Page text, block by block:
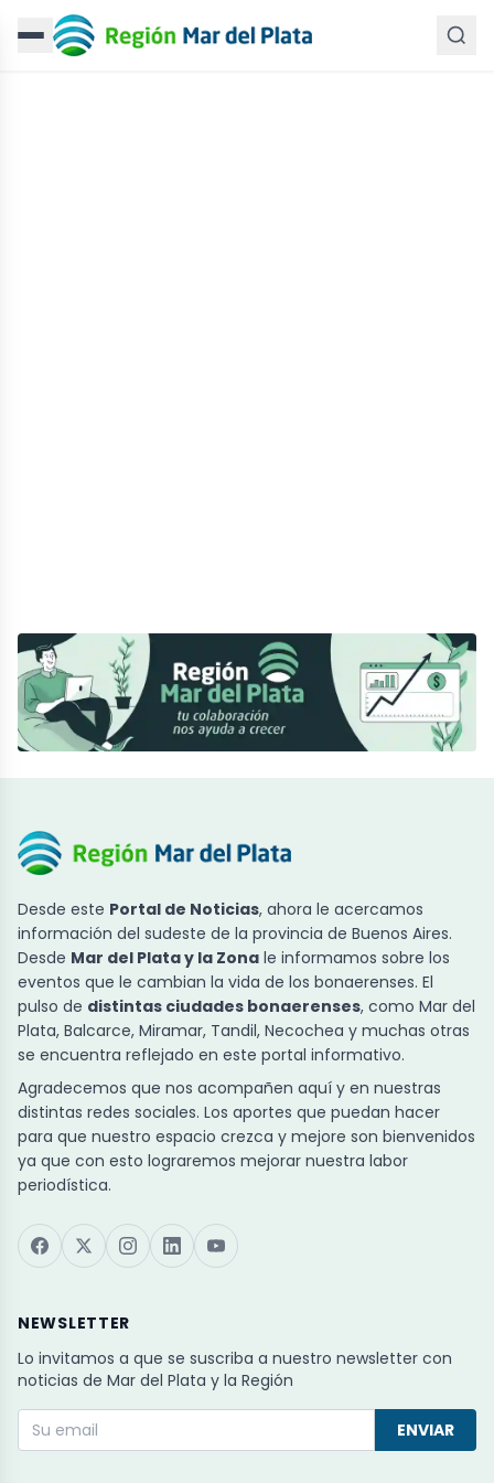
Desde este Portal de Noticias, ahora le acercamos
información del sudeste de la provincia de Buenos Aires.
Desde Mar del Plata y la Zona le informamos sobre los
eventos que le cambian la vida de los bonaerenses. El
pulso de distintas ciudades bonaerenses, como Mar del
Plata, Balcarce, Miramar, Tandil, Necochea y muchas otras
se encuentra reflejado en este portal informativo.
Agradecemos que nos acompañen aquí y en nuestras
distintas redes sociales. Los aportes que puedan hacer
para que nuestro espacio crezca y mejore son bienvenidos
ya que con esto lograremos mejorar nuestra labor
periodística.
NEWSLETTER
Lo invitamos a que se suscriba a nuestro newsletter con
noticias de Mar del Plata y la Región
ENVIAR